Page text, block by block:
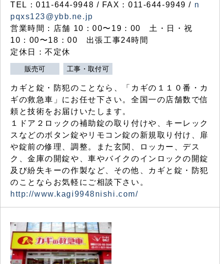
TEL：011-644-9948 / FAX：011-644-9949 / n
pqxs123@ybb.ne.jp
営業時間：店舗 10：00〜19：00 土・日・祝
10：00〜18：00 出張工事24時間
定休日：不定休
販売可 工事・取付可
カギと錠・防犯のことなら、「カギの１１０番・カ
ギの救急車」にお任せ下さい。全国一の店舗数で信
頼と技術をお届けいたします。
１ドア２ロックの補助錠の取り付けや、キーレック
スなどのボタン錠やリモコン錠の新規取り付け、扉
や錠前の修理、調整。また玄関、ロッカー、デス
ク、金庫の開錠や、車やバイクのインロックの開錠
及び紛失キーの作製など、その他、カギと錠・防犯
のことならお気軽にご相談下さい。
http://www.kagi9948nishi.com/